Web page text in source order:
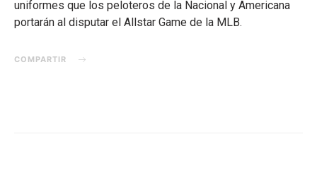
uniformes que los peloteros de la Nacional y Americana
portarán al disputar el Allstar Game de la MLB.
COMPARTIR